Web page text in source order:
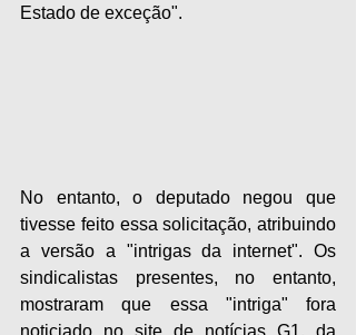
Estado de exceção".
No entanto, o deputado negou que
tivesse feito essa solicitação, atribuindo
a versão a "intrigas da internet". Os
sindicalistas presentes, no entanto,
mostraram que essa "intriga" fora
noticiado no site de notícias G1, da